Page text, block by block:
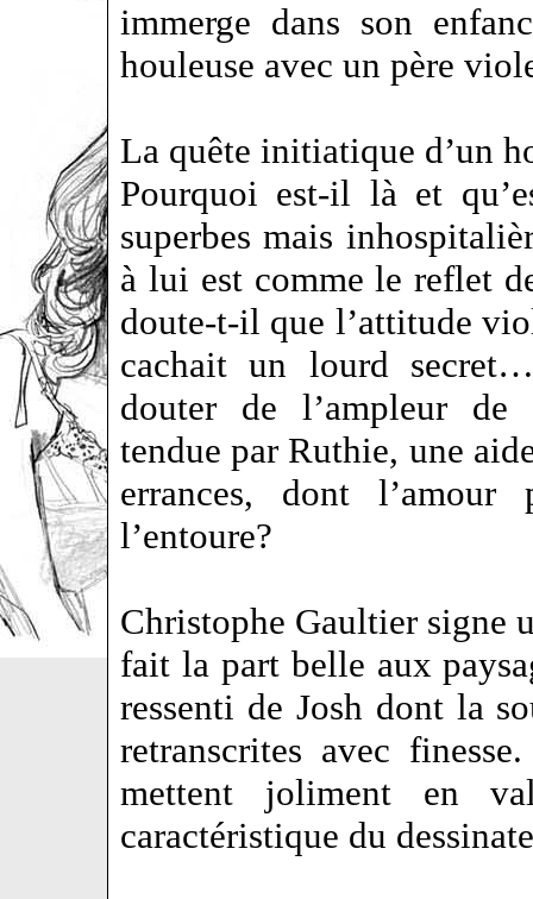
immerge dans son
houleuse avec un père
La quête initiatique d’un
Pourquoi est-il là et
superbes mais
à lui est comme le reflet
doute-t-il que l’attitude
cachait un lourd
douter de l’ampleur
tendue par Ruthie, une
errances, dont
l’entoure?
Christophe Gaultier signe
fait la part belle aux
ressenti de Josh dont la
retranscrites avec
mettent joliment en
caractéristique du